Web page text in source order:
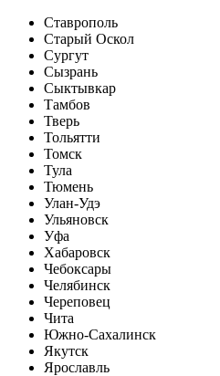
Ставрополь
Старый Оскол
Сургут
Сызрань
Сыктывкар
Тамбов
Тверь
Тольятти
Томск
Тула
Тюмень
Улан-Удэ
Ульяновск
Уфа
Хабаровск
Чебоксары
Челябинск
Череповец
Чита
Южно-Сахалинск
Якутск
Ярославль